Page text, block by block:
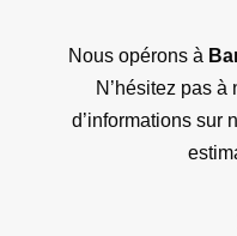
Nous opérons à
N’hésitez pas
d’informations sur